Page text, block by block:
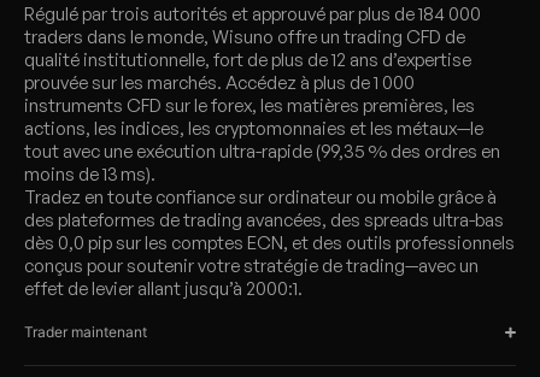
Régulé par trois autorités et approuvé par plus de 184 000
traders dans le monde, Wisuno offre un trading CFD de
qualité institutionnelle, fort de plus de 12 ans d’expertise
prouvée sur les marchés. Accédez à plus de 1 000
instruments CFD sur le forex, les matières premières, les
actions, les indices, les cryptomonnaies et les métaux—le
tout avec une exécution ultra-rapide (99,35 % des ordres en
moins de 13 ms).
Tradez en toute confiance sur ordinateur ou mobile grâce à
des plateformes de trading avancées, des spreads ultra-bas
dès 0,0 pip sur les comptes ECN, et des outils professionnels
conçus pour soutenir votre stratégie de trading—avec un
effet de levier allant jusqu’à 2000:1.
Trader maintenant